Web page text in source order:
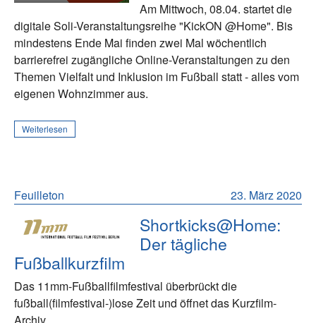
Am Mittwoch, 08.04. startet die
digitale Soli-Veranstaltungsreihe "KickON @Home". Bis
mindestens Ende Mai finden zwei Mal wöchentlich
barrierefrei zugängliche Online-Veranstaltungen zu den
Themen Vielfalt und Inklusion im Fußball statt - alles vom
eigenen Wohnzimmer aus.
Weiterlesen
23. März 2020
Feuilleton
Shortkicks@Home:
Der tägliche
Fußballkurzfilm
Das 11mm-Fußballfilmfestival überbrückt die
fußball(filmfestival-)lose Zeit und öffnet das Kurzfilm-